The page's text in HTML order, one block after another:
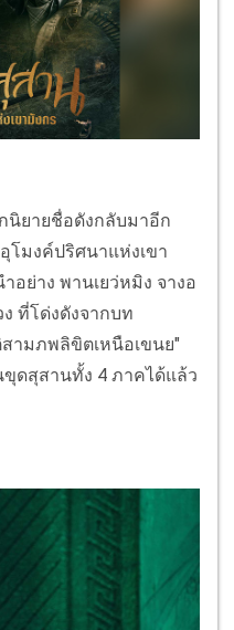
ยายชื่อดังกลับมาอีก
โมงค์ปริศนาแห่งเขา
อย่าง พานเยว่หมิง จางอ
ที่โด่งดังจากบท
ามภพลิขิตเหนือเขนย"
ดสุสานทั้ง 4 ภาคได้แล้ว